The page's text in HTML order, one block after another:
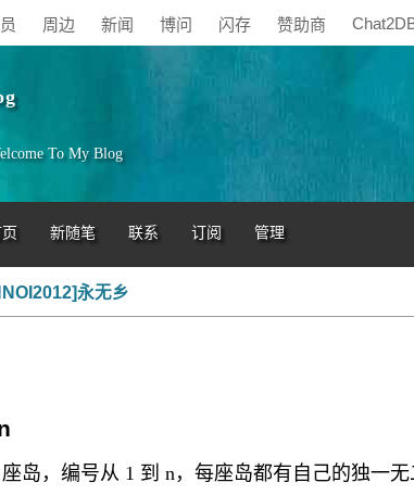
周边 新闻 博问 闪存 赞助商
To My Blog
新随笔 联系 订阅 管理
永无乡
岛，编号从 1 到 n，每座岛都有自己的独一